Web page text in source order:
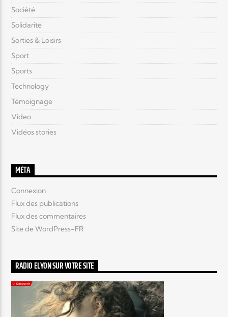
Société
Solidarité
Sorties & Loisirs
Sport
Sports
Technology
Témoignage
Video
Vidéos stories
MÉTA
Connexion
Flux des publications
Flux des commentaires
Site de WordPress-FR
RADIO ELYON SUR VOTRE SITE